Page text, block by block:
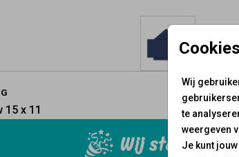
Cookies
Wij
te
weergeven
Je kunt
15 x 11
Wij staan